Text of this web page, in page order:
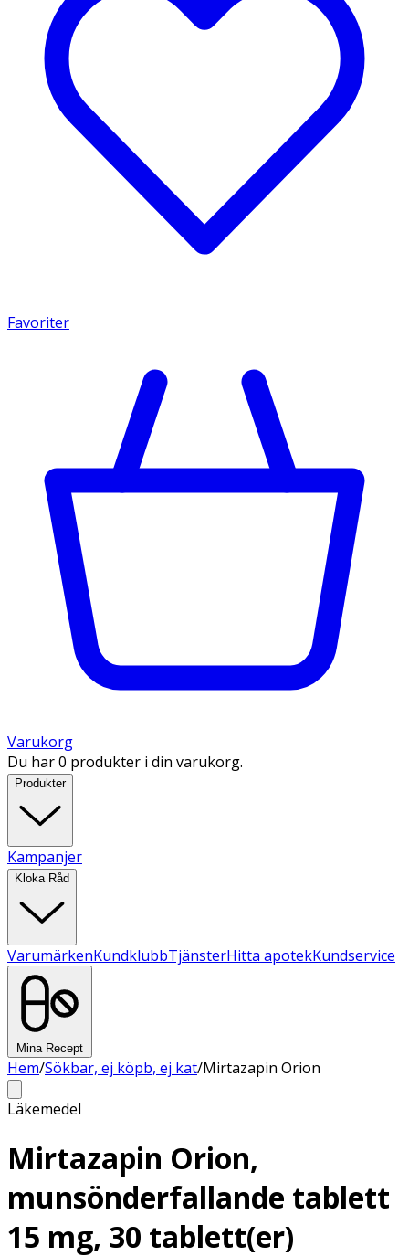
Favoriter
Varukorg
Du har 0 produkter i din varukorg.
Produkter
Kampanjer
Kloka Råd
VarumärkenKundklubbTjänsterHitta apotekKundservice
Mina Recept
Hem/Sökbar, ej köpb, ej kat/Mirtazapin Orion
Läkemedel
Mirtazapin Orion,
munsönderfallande tablett
15 mg, 30 tablett(er)